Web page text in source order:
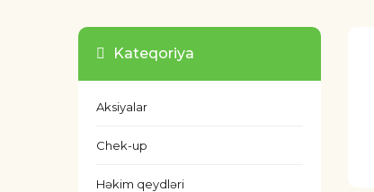
Kateqoriya
Aksiyalar
Chek-up
Həkim qeydləri